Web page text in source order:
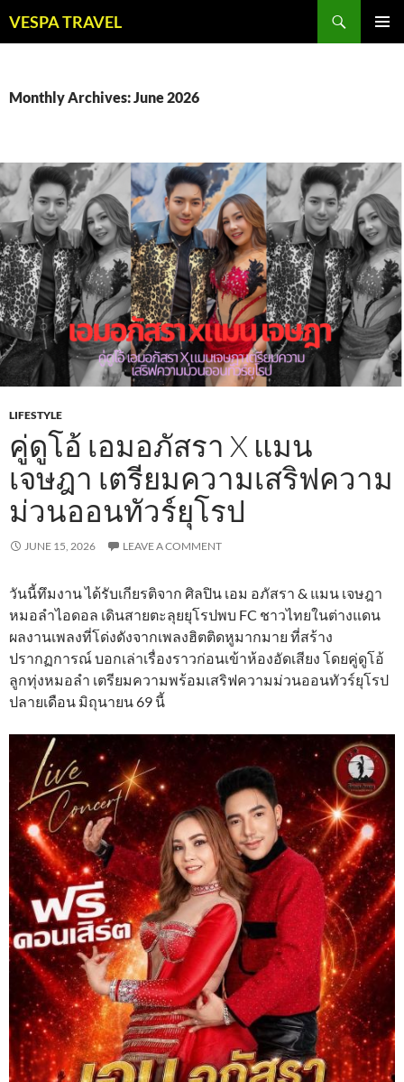
toVESPA TRAVEL
Monthly Archives: June 2026
LIFESTYLE
คู่ดูโอ้ เอมอภัสรา ​X แมน
เจษฎา เตรียมความเสริฟความ
ม่วนออนทัวร์ยุโรป
JUNE 15, 2026 LEAVE A COMMENT
วันนี้ทึมงาน ได้รับเกียรติจาก ศิลปิน เอม อภัสรา & แมน เจษฎา
หมอลำไอดอล เดินสายตะลุยยุโรปพบ FC ชาวไทยในต่างแดน
ผลงานเพลงที่โด่งดังจากเพลงฮิตติดหูมากมาย ที่สร้าง
ปรากฏการณ์ บอกเล่าเรื่องราวก่อนเข้าห้องอัดเสียง โดยคู่ดูโอ้
ลูกทุ่งหมอลำ เตรียมความพร้อมเสริฟความม่วนออนทัวร์ยุโรป
ปลายเดือน มิถุนายน 69 นี้